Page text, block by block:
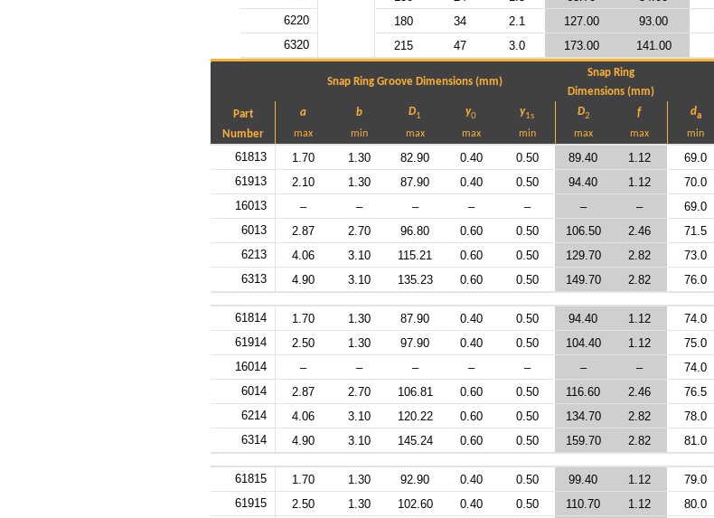
6220
180 34 2.1 127.00 93.00
6320
215 47 3.0 173.00 141.00
Snap Ring Groove Dimensions (mm)
Snap Ring
Dimensions (mm)
Part a b D1 y0 y1s D2 f da
Number max min max max min max max min
61813 1.70 1.30 82.90 0.40 0.50 89.40 1.12 69.0
61913
2.10 1.30 87.90 0.40 0.50 94.40 1.12 70.0
16013
– – – – – – – 69.0
6013
2.87 2.70 96.80 0.60 0.50 106.50 2.46 71.5
6213
4.06 3.10 115.21 0.60 0.50 129.70 2.82 73.0
6313
4.90 3.10 135.23 0.60 0.50 149.70 2.82 76.0
61814 1.70 1.30 87.90 0.40 0.50 94.40 1.12 74.0
61914
2.50 1.30 97.90 0.40 0.50 104.40 1.12 75.0
16014
– – – – – – – 74.0
6014
2.87 2.70 106.81 0.60 0.50 116.60 2.46 76.5
6214
4.06 3.10 120.22 0.60 0.50 134.70 2.82 78.0
6314
4.90 3.10 145.24 0.60 0.50 159.70 2.82 81.0
61815 1.70 1.30 92.90 0.40 0.50 99.40 1.12 79.0
61915
2.50 1.30 102.60 0.40 0.50 110.70 1.12 80.0